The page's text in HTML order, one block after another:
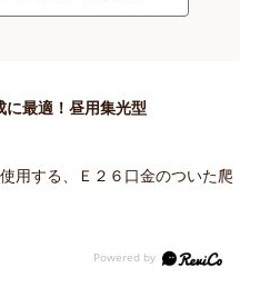
に最適！昼用集光型
用する、Ｅ２６口金のついた爬